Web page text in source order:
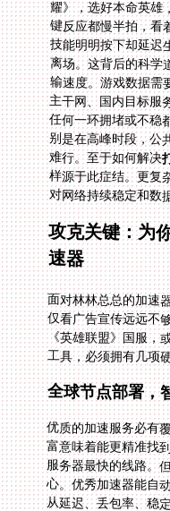
难行。至于如何解决
对网络持续稳定和数
攻克关键：为
速器
面对林林总总的加速
仅看广告宣传远远不
《英雄联盟》国服，
工具，必须拥有几项
全球节点部署，
优质的加速服务必有
富意味着能更精准找
服务器最快的线路。
心。优秀加速器能自
从延迟、丢包率、稳